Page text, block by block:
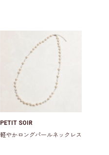
PETIT SOIR
軽やかロングパールネックレス